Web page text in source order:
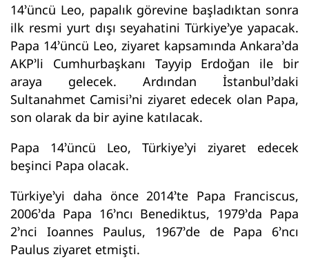
14’üncü Leo, papalık görevine başladıktan sonra
ilk resmi yurt dışı seyahatini Türkiye’ye yapacak.
Papa 14’üncü Leo, ziyaret kapsamında Ankara’da
AKP’li Cumhurbaşkanı Tayyip Erdoğan ile bir
araya gelecek. Ardından İstanbul’daki
Sultanahmet Camisi’ni ziyaret edecek olan Papa,
son olarak da bir ayine katılacak.
Papa 14’üncü Leo, Türkiye’yi ziyaret edecek
beşinci Papa olacak.
Türkiye’yi daha önce 2014’te Papa Franciscus,
2006’da Papa 16’ncı Benediktus, 1979’da Papa
2’nci Ioannes Paulus, 1967’de de Papa 6’ncı
Paulus ziyaret etmişti.